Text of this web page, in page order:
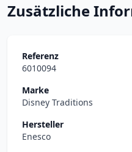
Zusätzliche
Referenz
6010094
Marke
Disney Traditions
Hersteller
Enesco